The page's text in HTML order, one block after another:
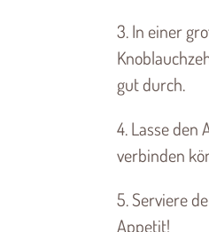
3. In einer
gut durch.
4. Lasse
verbinden
5. Serviere
Appetit!